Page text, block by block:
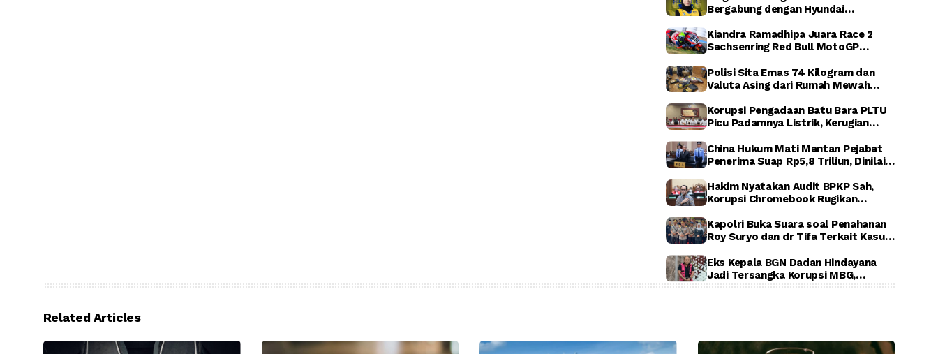
Bergabung dengan Hyundai
Sambut Penuh Harapan
Kiandra Ramadhipa Juara Race 2
Sachsenring Red Bull MotoGP
Berkumandang di Jerman
Polisi Sita Emas 74 Kilogram dan
Valuta Asing dari Rumah Mewah
ASABRI, dan Krakatau Steel
Korupsi Pengadaan Batu Bara PLTU
Picu Padamnya Listrik, Kerugian
China Hukum Mati Mantan Pejabat
Penerima Suap Rp5,8 Triliun, Dinilai
Hakim Nyatakan Audit BPKP Sah,
Korupsi Chromebook Rugikan
Kapolri Buka Suara soal Penahanan
Roy Suryo dan dr Tifa Terkait Kasus
Eks Kepala BGN Dadan Hindayana
Jadi Tersangka Korupsi MBG,
Related Articles